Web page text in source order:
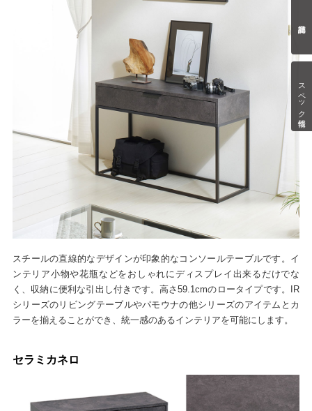
スペック情報
スチールの直線的なデザインが印象的なコンソールテーブルです。イ
ンテリア小物や花瓶などをおしゃれにディスプレイ出来るだけでな
く、収納に便利な引出し付きです。高さ59.1cmのロータイプです。IR
シリーズのリビングテーブルやパモウナの他シリーズのアイテムとカ
ラーを揃えることができ、統一感のあるインテリアを可能にします。
セラミカネロ